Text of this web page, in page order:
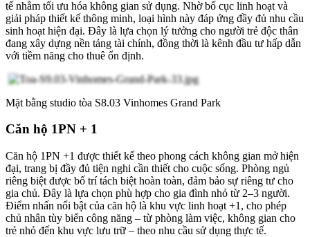
tế nhằm tối ưu hóa không gian sử dụng. Nhờ bố cục linh hoạt và
giải pháp thiết kế thông minh, loại hình này đáp ứng đầy đủ nhu cầu
sinh hoạt hiện đại. Đây là lựa chọn lý tưởng cho người trẻ độc thân
đang xây dựng nền tảng tài chính, đồng thời là kênh đầu tư hấp dẫn
với tiềm năng cho thuê ổn định.
Mặt bằng studio tòa S8.03 Vinhomes Grand Park
Căn hộ 1PN + 1
Căn hộ 1PN +1 được thiết kế theo phong cách không gian mở hiện
đại, trang bị đầy đủ tiện nghi cần thiết cho cuộc sống. Phòng ngủ
riêng biệt được bố trí tách biệt hoàn toàn, đảm bảo sự riêng tư cho
gia chủ. Đây là lựa chọn phù hợp cho gia đình nhỏ từ 2–3 người.
Điểm nhấn nổi bật của căn hộ là khu vực linh hoạt +1, cho phép
chủ nhân tùy biến công năng – từ phòng làm việc, không gian cho
trẻ nhỏ đến khu vực lưu trữ – theo nhu cầu sử dụng thực tế.